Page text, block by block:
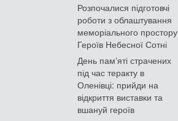
Розпочалися підготовчі
роботи з облаштування
меморіального простору
Героїв Небесної Сотні
День памʼяті страчених
під час теракту в
Оленівці: прийди на
відкриття виставки та
вшануй героїв